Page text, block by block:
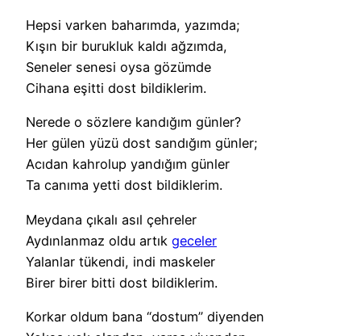
Hepsi varken baharımda, yazımda;
Kışın bir burukluk kaldı ağzımda,
Seneler senesi oysa gözümde
Cihana eşitti dost bildiklerim.
Nerede o sözlere kandığım günler?
Her gülen yüzü dost sandığım günler;
Acıdan kahrolup yandığım günler
Ta canıma yetti dost bildiklerim.
Meydana çıkalı asıl çehreler
Aydınlanmaz oldu artık geceler
Yalanlar tükendi, indi maskeler
Birer birer bitti dost bildiklerim.
Korkar oldum bana “dostum” diyenden